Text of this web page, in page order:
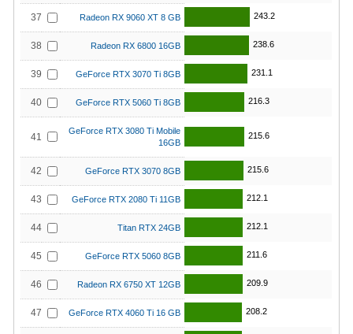
37 Radeon RX 9060 XT 8 GB 243.2
38 Radeon RX 6800 16GB 238.6
39 GeForce RTX 3070 Ti 8GB 231.1
40 GeForce RTX 5060 Ti 8GB 216.3
41
GeForce RTX 3080 Ti Mobile
16GB
215.6
42 GeForce RTX 3070 8GB 215.6
43 GeForce RTX 2080 Ti 11GB 212.1
44 Titan RTX 24GB 212.1
45 GeForce RTX 5060 8GB 211.6
46 Radeon RX 6750 XT 12GB 209.9
47 GeForce RTX 4060 Ti 16 GB 208.2